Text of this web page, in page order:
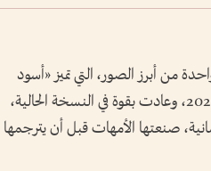
من أبرز الصور، التي تميز «أسود
الأطلس» في البطولات الكبرى، مثل ما حدث في كأس العالم 2022، وعادت بقوة في النسخة الحالية،
صنعتها الأمهات قبل أن يترجمها